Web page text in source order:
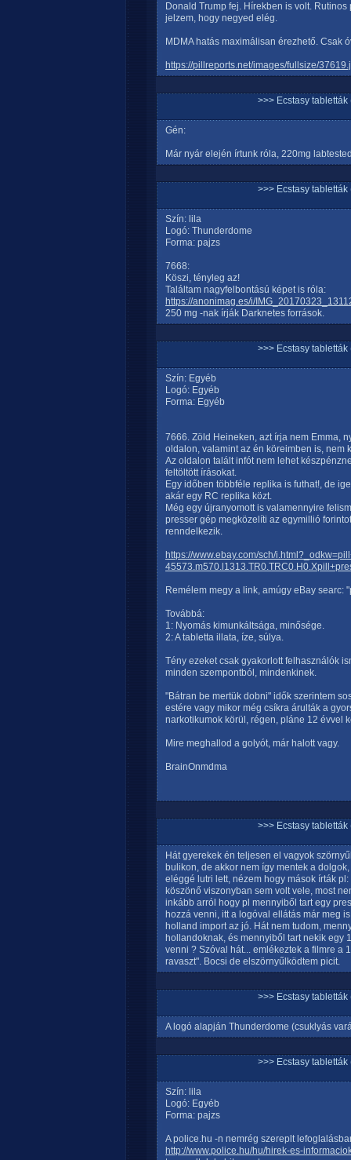
Donald Trump fej. Hírekben is volt.
jelzem, hogy negyed elég.
MDMA hatás maximálisan érezhető. Csak
https://pillreports.net/images/fullsize/
>>> Ecstasy tabletták
Gén:
Már nyár elején írtunk róla, 220mg
>>> Ecstasy tabletták
Szín: lila
Logó: Thunderdome
Forma: pajzs
7668:
Köszi, tényleg az!
Találtam nagyfelbontású képet is róla:
https://anonimag.es/i/
250 mg -nak írják Darknetes források.
>>> Ecstasy tabletták
Szín: Egyéb
Logó: Egyéb
Forma: Egyéb
7666. Zöld Heineken, azt írja nem Emma,
oldalon, valamint az én köreimben is, nem
Az oldalon talált infót nem lehet
feltöltött írásokat.
Egy időben többféle replika is futhat!, de
akár egy RC replika közt.
Még egy újranyomott is valamennyire
presser gép megközelíti az egymillió
renndelkezik.
https://www.ebay.com/sch/
Remélem megy a link, amúgy eBay searc:
Továbbá:
1: Nyomás kimunkáltsága, minősége.
2: A tabletta illata, íze, súlya.
Tény ezeket csak gyakorlott felhasználók
minden szempontból, mindenkinek.
"Bátran be mertük dobni" idők szerintem
estére vagy mikor még csíkra árulták a
narkotikumok körül, régen, pláne 12 évvel
Mire meghallod a golyót, már halott vagy.
BrainOnmdma
>>> Ecstasy tabletták
Hát gyerekek én teljesen el vagyok
bulikon, de akkor nem így mentek a
eléggé lutri lett, nézem hogy mások írták
köszönő viszonyban sem volt vele, most
inkább arról hogy pl mennyiből tart egy
hozzá venni, itt a logóval ellátás már meg
holland import az jó. Hát nem tudom,
hollandoknak, és mennyiből tart nekik egy
venni ? Szóval hát... emlékeztek a filmre a
ravaszt". Bocsi de elszörnyűlködtem picit.
>>> Ecstasy tabletták
A logó alapján Thunderdome (csuklyás
>>> Ecstasy tabletták
Szín: lila
Logó: Egyéb
Forma: pajzs
A police.hu -n nemrég szereplt
http://www.police.hu/hu/hirek-es-